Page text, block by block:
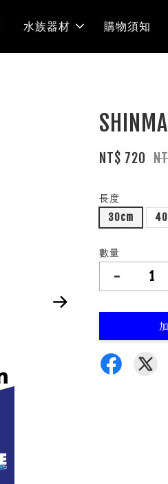
水族器材 購物須知
NT$ 720
長度
30cm
數量
-